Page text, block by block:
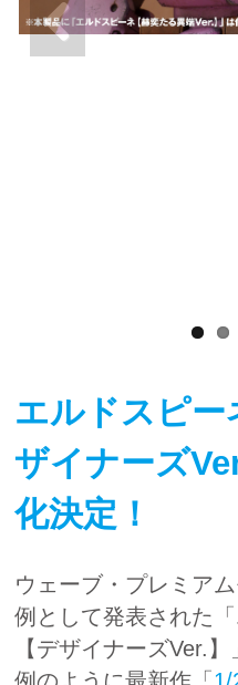
エルドスピ
ザイナーズ
化決定！
ウェーブ・プレミア
例として発表された
【デザイナーズVer.
例のように最新作「1/